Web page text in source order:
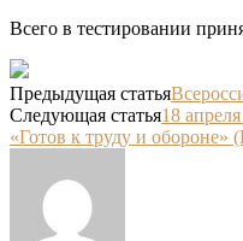
Всего в тестировании
Предыдущая статья
Следующая статья18
«Готов к труду и